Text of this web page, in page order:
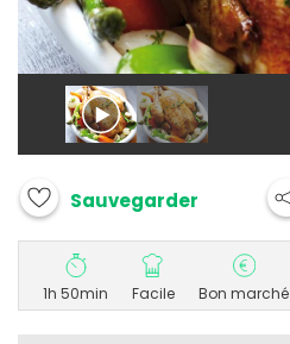
Sauvegarder
1h 50min Facile Bon marché